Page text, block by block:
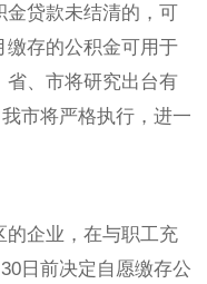
金贷款未结清的，可
缴存的公积金可用于
省、市将研究出台有
市将严格执行，进一
的企业，在与职工充
日前决定自愿缴存公